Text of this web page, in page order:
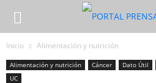
Inicio Alimentación y nutrición
Alimentación y nutrición Cáncer Dato Útil
UC